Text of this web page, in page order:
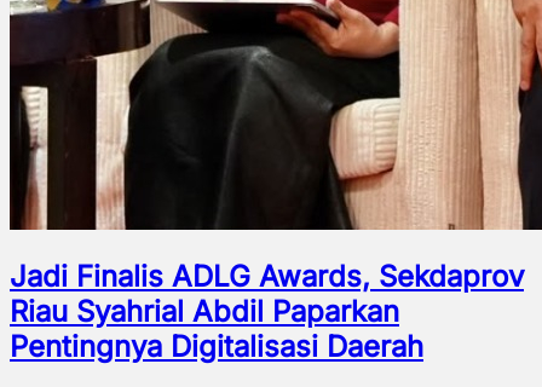
Jadi Finalis ADLG Awards, Sekdaprov
Riau Syahrial Abdil Paparkan
Pentingnya Digitalisasi Daerah